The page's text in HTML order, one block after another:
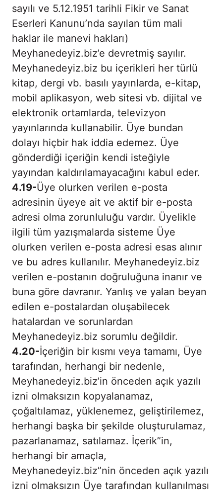
sayılı ve 5.12.1951 tarihli Fikir ve Sanat
Eserleri Kanunu’nda sayılan tüm mali
haklar ile manevi hakları)
Meyhanedeyiz.biz’e devretmiş sayılır.
Meyhanedeyiz.biz bu içerikleri her türlü
kitap, dergi vb. basılı yayınlarda, e-kitap,
mobil aplikasyon, web sitesi vb. dijital ve
elektronik ortamlarda, televizyon
yayınlarında kullanabilir. Üye bundan
dolayı hiçbir hak iddia edemez. Üye
gönderdiği içeriğin kendi isteğiyle
yayından kaldırılamayacağını kabul eder.
4.19-Üye olurken verilen e-posta
adresinin üyeye ait ve aktif bir e-posta
adresi olma zorunluluğu vardır. Üyelikle
ilgili tüm yazışmalarda sisteme Üye
olurken verilen e-posta adresi esas alınır
ve bu adres kullanılır. Meyhanedeyiz.biz
verilen e-postanın doğruluğuna inanır ve
buna göre davranır. Yanlış ve yalan beyan
edilen e-postalardan oluşabilecek
hatalardan ve sorunlardan
Meyhanedeyiz.biz sorumlu değildir.
4.20-İçeriğin bir kısmı veya tamamı, Üye
tarafından, herhangi bir nedenle,
Meyhanedeyiz.biz’in önceden açık yazılı
izni olmaksızın kopyalanamaz,
çoğaltılamaz, yüklenemez, geliştirilemez,
herhangi başka bir şekilde oluşturulamaz,
pazarlanamaz, satılamaz. İçerik”in,
herhangi bir amaçla,
Meyhanedeyiz.biz”nin önceden açık yazılı
izni olmaksızın Üye tarafından kullanılması